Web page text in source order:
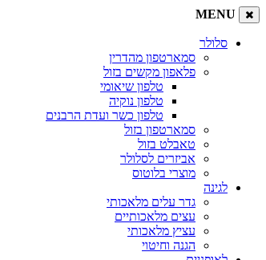
MENU
סלולר
סמארטפון מהדרין
פלאפון מקשים בזול
טלפון שיאומי
טלפון נוקיה
טלפון כשר ועדת הרבנים
סמארטפון בזול
טאבלט בזול
אביזרים לסלולר
מוצרי בלוטוס
לגינה
גדר עלים מלאכותי
עצים מלאכותיים
עציץ מלאכותי
הגנה וחיטוי